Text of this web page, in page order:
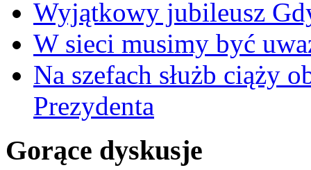
Wyjątkowy jubileusz
W sieci musimy być
Na szefach służb ciąży
Prezydenta
Gorące dyskusje